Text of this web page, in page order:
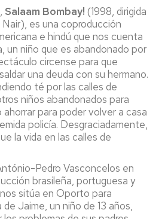
Salaam Bombay! (1998, dirigida
es una coproducción
e hindú que nos cuenta
un niño que es abandonado por
circense para que
una deuda con su hermano.
té por las calles de
niños abandonados para
para poder volver a casa
policía. Desgraciadamente,
la vida en las calles de
Pedro Vasconcelos en
brasileña, portuguesa y
sitúa en Oporto para
Jaime, un niño de 13 años,